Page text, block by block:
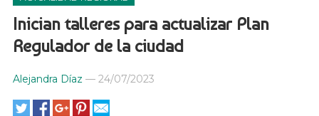
Inician talleres para actualizar Plan
Regulador de la ciudad
Alejandra Díaz — 24/07/2023